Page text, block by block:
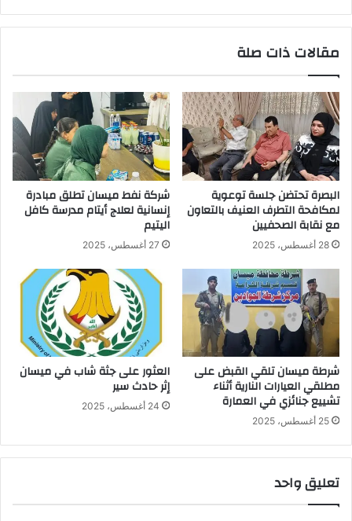
مقالات ذات صلة
البصرة تحتضن جلسة توعوية
لمكافحة التطرف العنيف بالتعاون
مع نقابة الصحفيين
28 أغسطس، 2025
شركة نفط ميسان تطلق مبادرة
إنسانية لعلاج أيتام مدرسة كافل
اليتيم
27 أغسطس، 2025
شرطة ميسان تلقي القبض على
مطلقي العيارات النارية أثناء
تشييع جنائزي في العمارة
25 أغسطس، 2025
العثور على جثة شاب في ميسان
إثر حادث سير
24 أغسطس، 2025
تعليق واحد